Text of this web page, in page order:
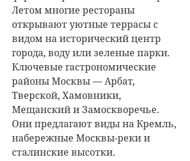
Летом многие рестораны
открывают уютные террасы с
видом на исторический центр
города, воду или зеленые парки.
Ключевые гастрономические
районы Москвы — Арбат,
Тверской, Хамовники,
Мещанский и Замоскворечье.
Они предлагают виды на Кремль,
набережные Москвы-реки и
сталинские высотки.